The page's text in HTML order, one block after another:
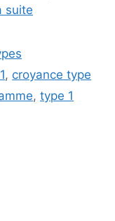
suite
, croyance type
, type 1